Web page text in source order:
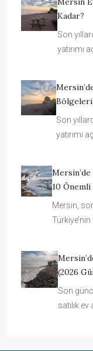
Kadar?
Son
yatırımı
Bölgeleri
Son
yatırımı
10
Mersin,
(2026
Son
satılık ev